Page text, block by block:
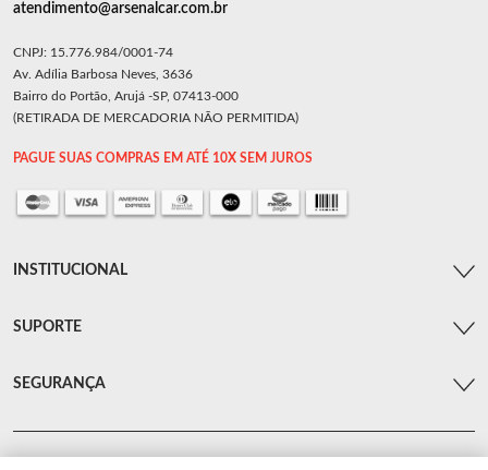
atendimento@arsenalcar.com.br
CNPJ: 15.776.984/0001-74
Av. Adília Barbosa Neves, 3636
Bairro do Portão, Arujá -SP, 07413-000
(RETIRADA DE MERCADORIA NÃO PERMITIDA)
PAGUE SUAS COMPRAS EM ATÉ 10X SEM JUROS
INSTITUCIONAL
SUPORTE
SEGURANÇA